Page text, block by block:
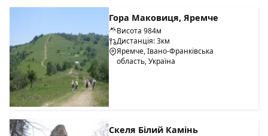
Гора Маковиця, Яремче
Висота 984м
Дистанція: 3км
Яремче, Івано-Франківська
область, Україна
Скеля Білий Камінь